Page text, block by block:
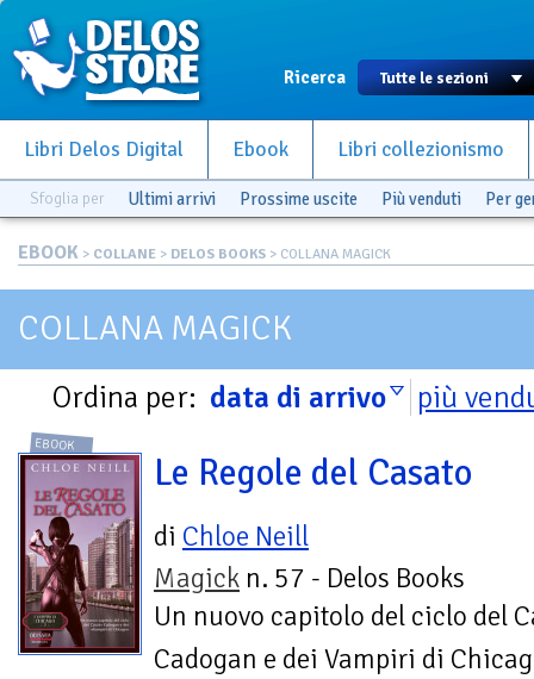
Ricerca
Libri Delos Digital Ebook Libri collezionismo
Sfoglia per Ultimi arrivi Prossime uscite Più venduti Per
EBOOK > COLLANE > DELOS BOOKS > COLLANA MAGICK
COLLANA MAGICK
Ordina per: data di arrivo più
EBOOK
Le Regole del Casato
di Chloe Neill
Magick n. 57 - Delos Books
Un nuovo capitolo del ciclo del
Cadogan e dei Vampiri di